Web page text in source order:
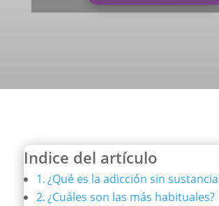
Indice del artículo
¿Qué es la adicción sin
¿Cuáles son las más habituales?